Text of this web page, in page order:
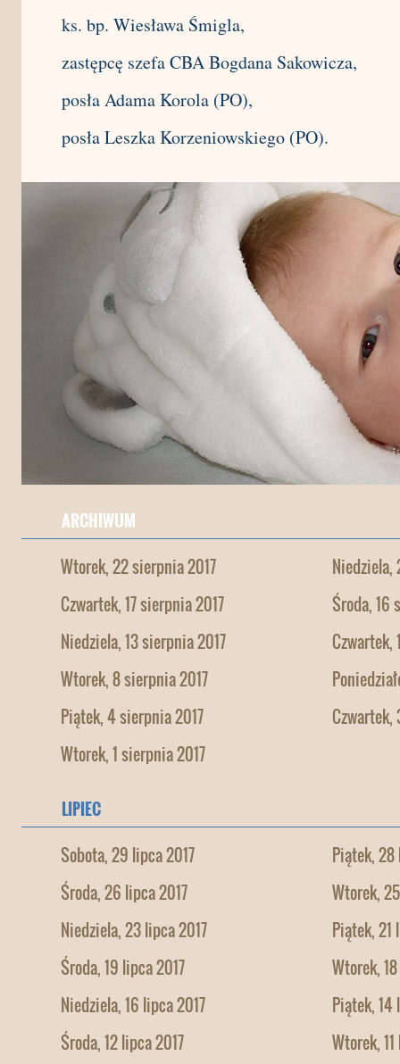
ks. bp. Wiesława Śmigla,
zastępcę szefa CBA Bogdana Sakowicza,
posła Adama Korola (PO),
posła Leszka Korzeniowskiego (PO).
ARCHIWUM
Wtorek, 22 sierpnia 2017
Niedziela,
Czwartek, 17 sierpnia 2017
Środa, 16
Niedziela, 13 sierpnia 2017
Czwartek,
Wtorek, 8 sierpnia 2017
Piątek, 4 sierpnia 2017
Czwartek,
Wtorek, 1 sierpnia 2017
LIPIEC
Sobota, 29 lipca 2017
Piątek, 28
Środa, 26 lipca 2017
Wtorek,
Niedziela, 23 lipca 2017
Piątek, 21
Środa, 19 lipca 2017
Wtorek,
Niedziela, 16 lipca 2017
Piątek, 14
Środa, 12 lipca 2017
Wtorek,